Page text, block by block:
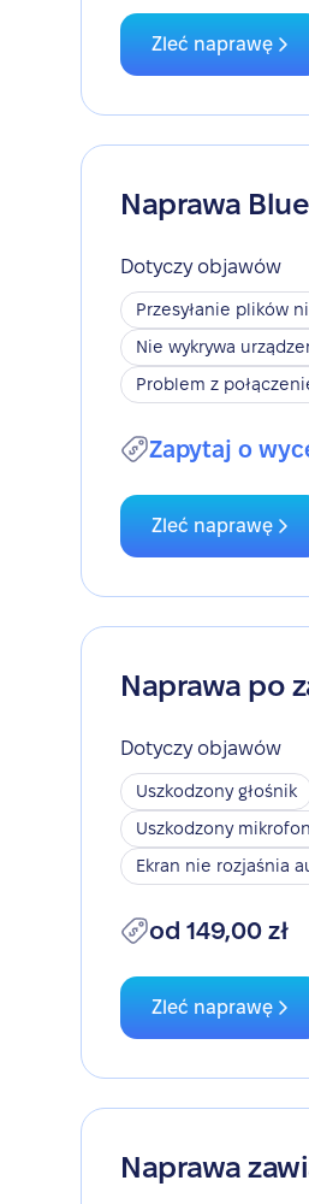
Zleć naprawę
Naprawa
Dotyczy objawów
Przesyłanie plików
Nie wykrywa
Problem z
Zapytaj o
Zleć naprawę
Naprawa po
Dotyczy objawów
Uszkodzony głośnik
Uszkodzony mikrofon
Ekran nie rozjaśnia
od 149,00 zł
Zleć naprawę
Naprawa